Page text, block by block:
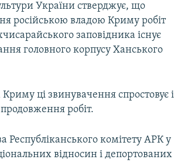
України стверджує, що
російською владою Криму робіт
заповідника існує
головного корпусу Ханського
Криму ці звинувачення спростовує і
робіт.
Республіканського комітету АРК у
відносин і депортованих